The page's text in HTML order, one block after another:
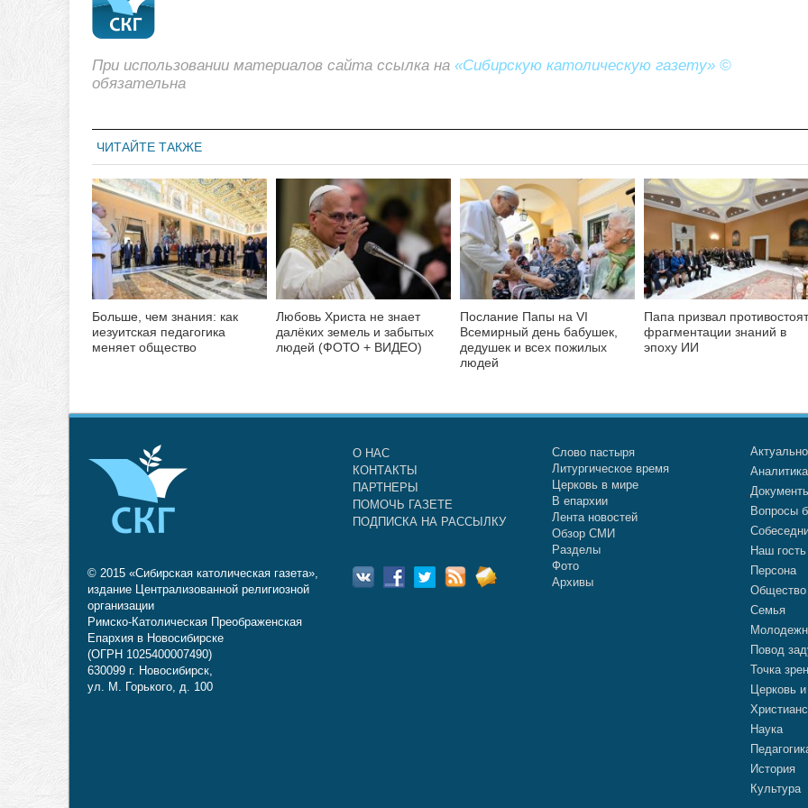
При использовании материалов сайта ссылка на «Сибирскую католическую газету» ©
обязательна
ЧИТАЙТЕ ТАКЖЕ
Больше, чем знания: как
иезуитская педагогика
меняет общество
Любовь Христа не знает
далёких земель и забытых
людей (ФОТО + ВИДЕО)
Послание Папы на VI
Всемирный день бабушек,
дедушек и всех пожилых
людей
Папа призвал
фрагментации знаний в
эпоху ИИ
© 2015 «Сибирская католическая газета»,
издание Централизованной религиозной
организации
Римско-Католическая Преображенская
Епархия в Новосибирске
(ОГРН 1025400007490)
630099 г. Новосибирск,
ул. М. Горького, д. 100
О НАС
КОНТАКТЫ
ПАРТНЕРЫ
ПОМОЧЬ ГАЗЕТЕ
ПОДПИСКА НА РАССЫЛКУ
Слово пастыря
Литургическое время
Церковь в мире
В епархии
Лента новостей
Обзор СМИ
Разделы
Фото
Архивы
Актуально
Аналитика
Вопросы
Наш гость
Персона
Общество
Семья
Повод
Точка
Церковь
Наука
История
Культура